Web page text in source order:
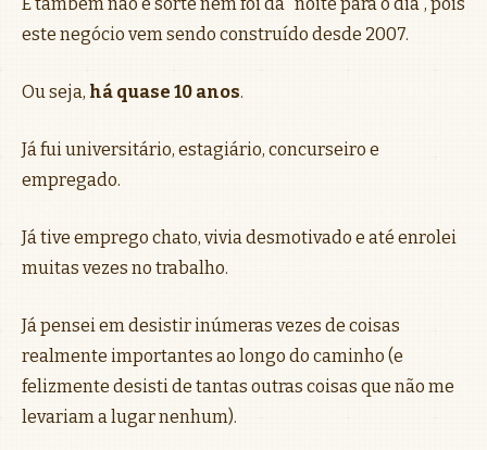
este negócio vem sendo construído desde 2007.
Ou seja, há quase 10 anos.
Já fui universitário, estagiário, concurseiro e
empregado.
Já tive emprego chato, vivia desmotivado e até enrolei
muitas vezes no trabalho.
Já pensei em desistir inúmeras vezes de coisas
realmente importantes ao longo do caminho (e
felizmente desisti de tantas outras coisas que não me
levariam a lugar nenhum).